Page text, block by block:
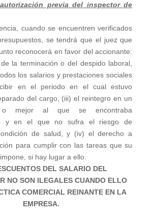
previa del inspector de
cuando se encuentren verificados
se tendrá que el juez que
reconocerá en favor del accionante:
la terminación o del despido laboral,
los salarios y prestaciones sociales
en el periodo en el cual estuvo
del cargo, (iii) el reintegro en un
mejor al que se encontraba
y en el que no sufra el riesgo de
de salud, y (iv) el derecho a
para cumplir con las tareas que su
si hay lugar a ello.
DEL SALARIO DEL
NO SON ILEGALES CUANDO ELLO
COMERCIAL REINANTE EN LA
EMPRESA.